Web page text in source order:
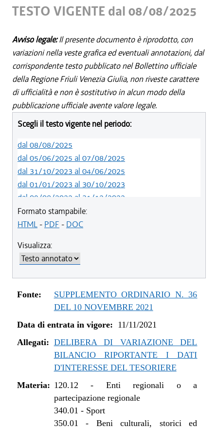
TESTO VIGENTE dal 08/08/2025
Avviso legale:Il presente documento è riprodotto, con
variazioni nella veste grafica ed eventuali annotazioni, dal
corrispondente testo pubblicato nel Bollettino ufficiale
della Regione Friuli Venezia Giulia, non riveste carattere
di ufficialità e non è sostitutivo in alcun modo della
pubblicazione ufficiale avente valore legale.
Scegli il testo vigente nel periodo:
dal 08/08/2025
dal 05/06/2025 al 07/08/2025
dal 31/10/2023 al 04/06/2025
dal 01/01/2023 al 30/10/2023
dal 09/08/2022 al 31/12/2022
dal 11/11/2021 al 08/08/2022
Formato stampabile:
HTML- PDF - DOC
Visualizza:
Fonte:
SUPPLEMENTO ORDINARIO N. 36
DEL 10 NOVEMBRE 2021
Data di entrata in vigore: 11/11/2021
Allegati: DELIBERA DI VARIAZIONE DEL
BILANCIO RIPORTANTE I DATI
D'INTERESSE DEL TESORIERE
Materia: 120.12 - Enti regionali o a
partecipazione regionale
340.01 - Sport
350.01 - Beni culturali, storici ed